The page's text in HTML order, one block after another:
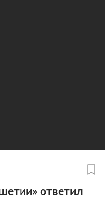
ответил